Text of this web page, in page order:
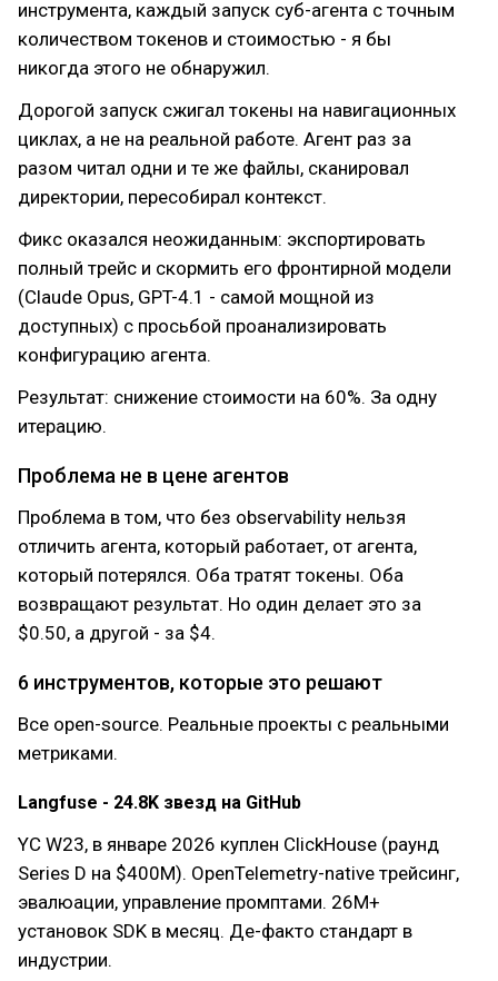
инструмента, каждый запуск суб-агента с точным
количеством токенов и стоимостью - я бы
никогда этого не обнаружил.
Дорогой запуск сжигал токены на навигационных
циклах, а не на реальной работе. Агент раз за
разом читал одни и те же файлы, сканировал
директории, пересобирал контекст.
Фикс оказался неожиданным: экспортировать
полный трейс и скормить его фронтирной модели
(Claude Opus, GPT-4.1 - самой мощной из
доступных) с просьбой проанализировать
конфигурацию агента.
Результат: снижение стоимости на 60%. За одну
итерацию.
Проблема не в цене агентов
Проблема в том, что без observability нельзя
отличить агента, который работает, от агента,
который потерялся. Оба тратят токены. Оба
возвращают результат. Но один делает это за
$0.50, а другой - за $4.
6 инструментов, которые это решают
Все open-source. Реальные проекты с реальными
метриками.
Langfuse - 24.8K звезд на GitHub
YC W23, в январе 2026 куплен ClickHouse (раунд
Series D на $400M). OpenTelemetry-native трейсинг,
эвалюации, управление промптами. 26M+
установок SDK в месяц. Де-факто стандарт в
индустрии.